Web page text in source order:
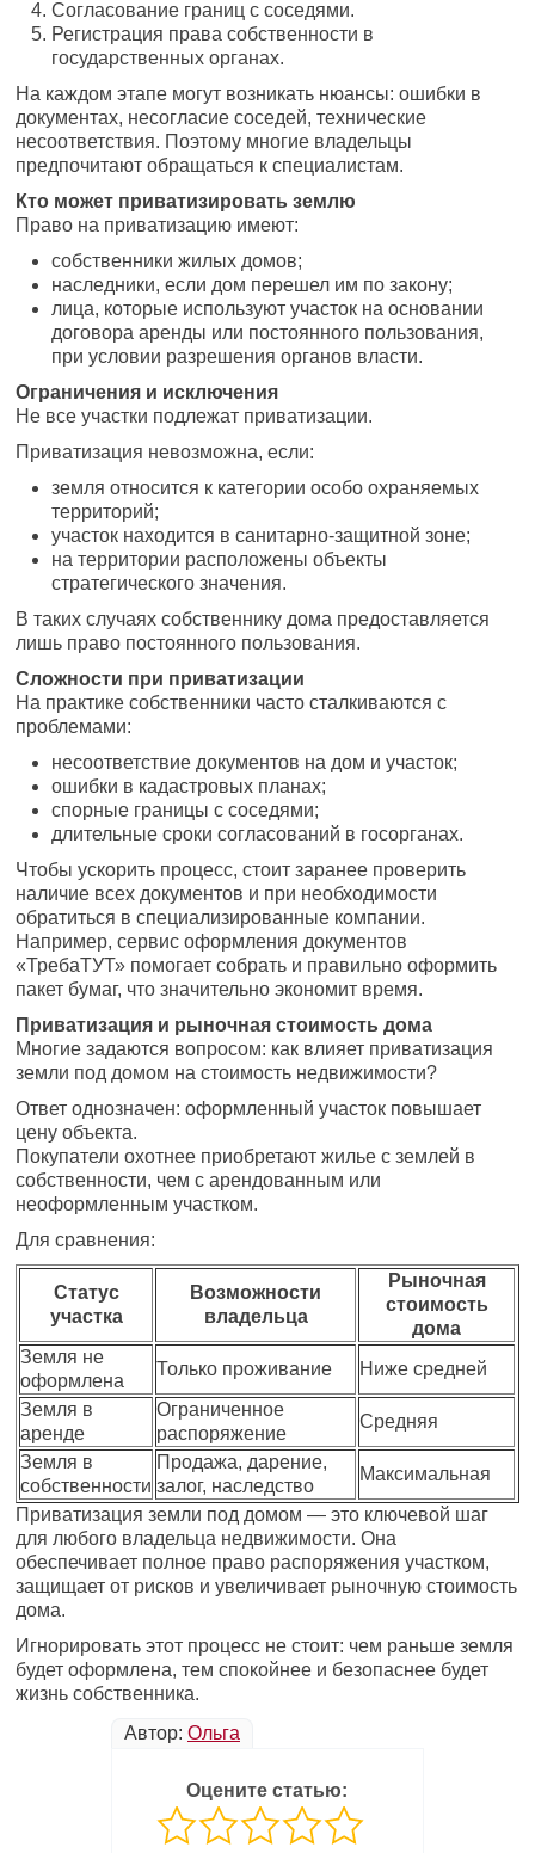
Согласование границ с соседями.
Регистрация права собственности в
государственных органах.
На каждом этапе могут возникать нюансы: ошибки в
документах, несогласие соседей, технические
несоответствия. Поэтому многие владельцы
предпочитают обращаться к специалистам.
Кто может приватизировать землю
Право на приватизацию имеют:
собственники жилых домов;
наследники, если дом перешел им по закону;
лица, которые используют участок на основании
договора аренды или постоянного пользования,
при условии разрешения органов власти.
Ограничения и исключения
Не все участки подлежат приватизации.
Приватизация невозможна, если:
земля относится к категории особо охраняемых
территорий;
участок находится в санитарно-защитной зоне;
на территории расположены объекты
стратегического значения.
В таких случаях собственнику дома предоставляется
лишь право постоянного пользования.
Сложности при приватизации
На практике собственники часто сталкиваются с
проблемами:
несоответствие документов на дом и участок;
ошибки в кадастровых планах;
спорные границы с соседями;
длительные сроки согласований в госорганах.
Чтобы ускорить процесс, стоит заранее проверить
наличие всех документов и при необходимости
обратиться в специализированные компании.
Например, сервис оформления документов
«ТребаТУТ» помогает собрать и правильно оформить
пакет бумаг, что значительно экономит время.
Приватизация и рыночная стоимость дома
Многие задаются вопросом: как влияет приватизация
земли под домом на стоимость недвижимости?
Ответ однозначен: оформленный участок повышает
цену объекта.
Покупатели охотнее приобретают жилье с землей в
собственности, чем с арендованным или
неоформленным участком.
Для сравнения:
Статус
участка
Возможности
владельца
Рыночная
стоимость
дома
Земля не
оформлена
Только проживание
Ниже средней
Земля в
аренде
Ограниченное
распоряжение
Средняя
Земля в
собственности
Продажа, дарение,
залог, наследство
Максимальная
Приватизация земли под домом — это ключевой шаг
для любого владельца недвижимости. Она
обеспечивает полное право распоряжения участком,
защищает от рисков и увеличивает рыночную стоимость
дома.
Игнорировать этот процесс не стоит: чем раньше земля
будет оформлена, тем спокойнее и безопаснее будет
жизнь собственника.
Автор: Ольга
Оцените статью: